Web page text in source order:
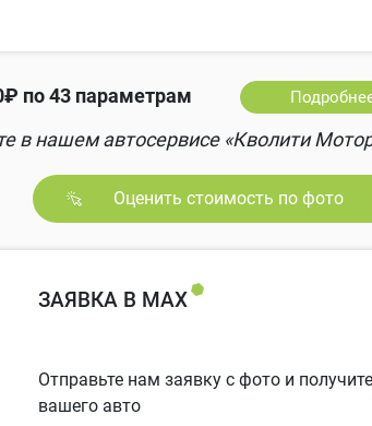
по 43 параметрам
в нашем автосервисе «Кволити
Оценить стоимость по фото
ЗАЯВКА В MAX
Отправьте нам заявку с фото и
вашего авто